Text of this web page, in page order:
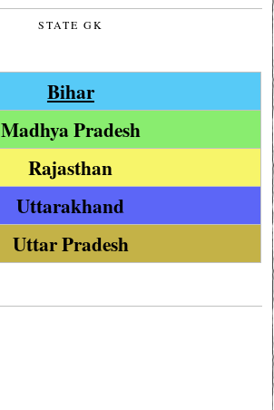
STATE GK
Bihar
Madhya Pradesh
Rajasthan
Uttarakhand
Uttar Pradesh